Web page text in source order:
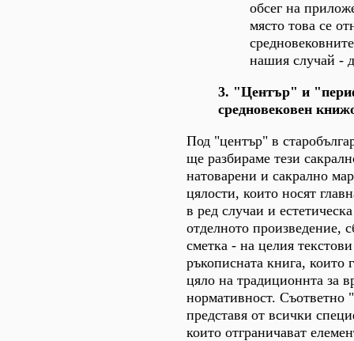
обсег на
място това се
нашия случай -
3. "Център" и
средновековен
Под "център" в
ще разбираме тези
натоварени и сакрално
цялости, които носят
в ред случаи и
отделното произведение,
сметка - на целия
ръкописната книга, които
цяло на традиционнта за
нормативност. Съответно
представя от всички
които отграничават